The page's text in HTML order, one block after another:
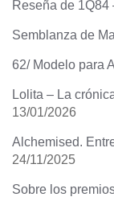
Reseña de 1Q84
Semblanza de
62/ Modelo para
Lolita – La
13/01/2026
Alchemised.
24/11/2025
Sobre los